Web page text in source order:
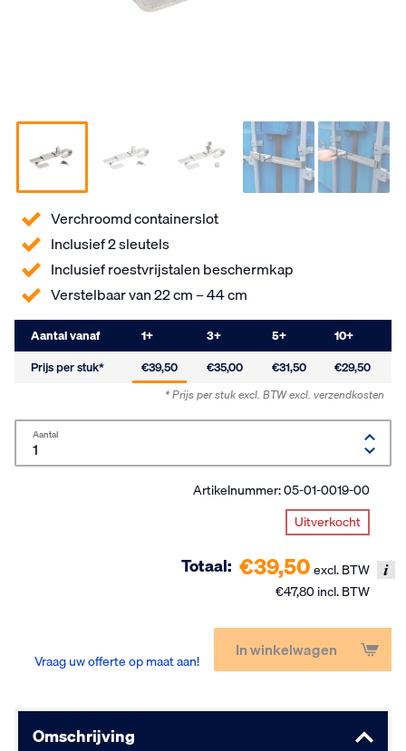
Verchroomd containerslot
Inclusief 2 sleutels
Inclusief roestvrijstalen beschermkap
Verstelbaar van 22 cm – 44 cm
Aantal vanaf 1+ 3+ 5+ 10+
Prijs per stuk*
€39,50 €35,00 €31,50 €29,50
* Prijs per stuk excl. BTWexcl. verzendkosten
Aantal
Artikelnummer:05-01-0019-00
Uitverkocht
Totaal: €39,50excl. BTW
€47,80 incl. BTW
In winkelwagen
Vraag uw offerte op maat aan!
Omschrijving